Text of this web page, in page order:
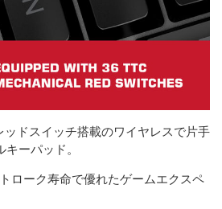
ッドスイッチ搭載のワイヤレスで片手
ーパッド。
ローク寿命で優れたゲームエクスペ